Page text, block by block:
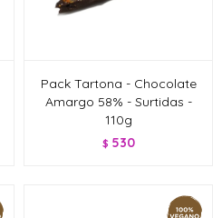
Pack Tartona - Chocolate
Amargo 58% - Surtidas -
110g
$ 530